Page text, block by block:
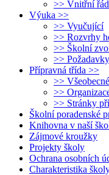
>> Vnitřní
Výuka >>
>> Vyučující
>> Rozvrhy
>> Školní
>>
Přípravná třída >>
>>
>>
>> Stránky
Školní poradenské
Knihovna v naší
Zájmové kroužky
Projekty školy
Ochrana osobních
Charakteristika